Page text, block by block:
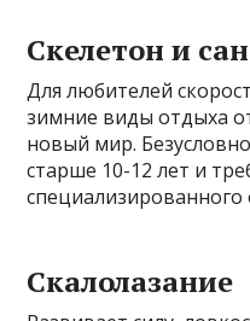
Скелетон и
Для любителей
зимние виды отдыха
новый мир.
старше 10-12 лет и
специализированного
Скалолазание